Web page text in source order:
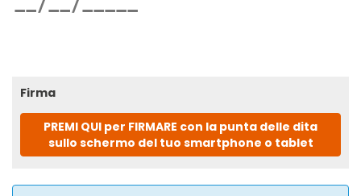
Firma
PREMI QUI per FIRMARE con la punta delle dita
sullo schermo del tuo smartphone o tablet